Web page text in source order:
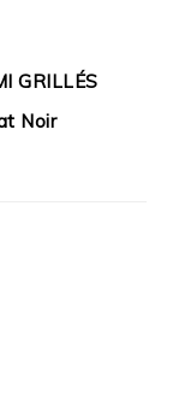
GRILLÉS
Noir